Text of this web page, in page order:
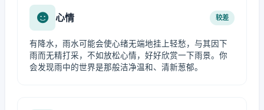
心情 较差
有降水，雨水可能会使心绪无端地挂上轻愁，与其因下
雨而无精打采，不如放松心情，好好欣赏一下雨景。你
会发现雨中的世界是那般洁净温和、清新葱郁。